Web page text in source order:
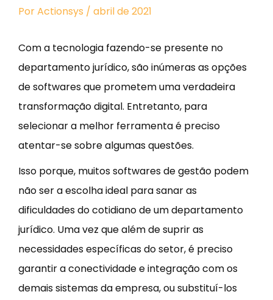
PorActionsys / abril de 2021
Com a tecnologia fazendo-se presente no
departamento jurídico, são inúmeras as opções
de softwares que prometem uma verdadeira
transformação digital. Entretanto, para
selecionar a melhor ferramenta é preciso
atentar-se sobre algumas questões.
Isso porque, muitos softwares de gestão podem
não ser a escolha ideal para sanar as
dificuldades do cotidiano de um departamento
jurídico. Uma vez que além de suprir as
necessidades específicas do setor, é preciso
garantir a conectividade e integração com os
demais sistemas da empresa, ou substituí-los